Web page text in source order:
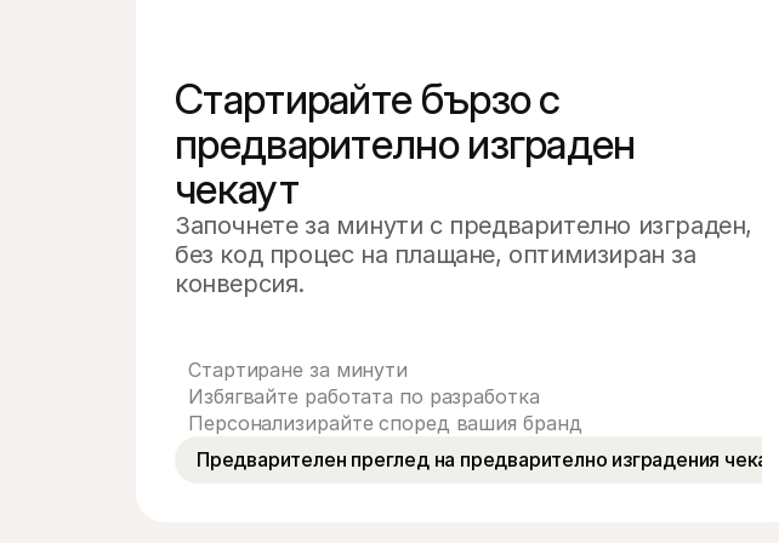
Стартирайте бързо с
предварително изграден
чекаут
Започнете за минути с предварително изграден,
без код процес на плащане, оптимизиран за
конверсия.
Стартиране за минути
Избягвайте работата по разработка
Персонализирайте според вашия бранд
Предварителен преглед на предварително изградения чекаут